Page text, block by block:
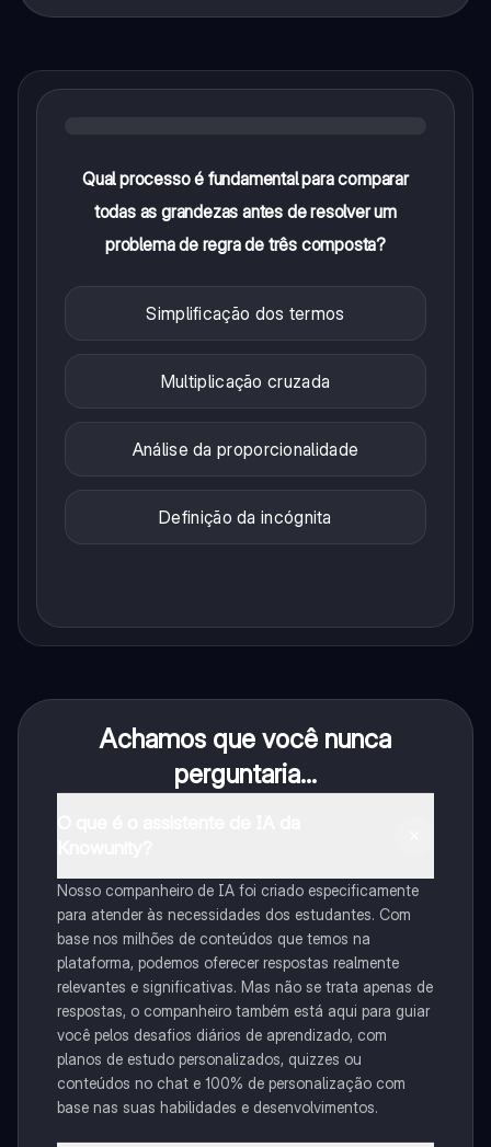
Qual processo é fundamental para comparar
todas as grandezas antes de resolver um
problema de regra de três composta?
Simplificação dos termos
Multiplicação cruzada
Análise da proporcionalidade
Definição da incógnita
Achamos que você nunca
perguntaria...
Nosso companheiro de IA foi criado especificamente
para atender às necessidades dos estudantes. Com
base nos milhões de conteúdos que temos na
plataforma, podemos oferecer respostas realmente
relevantes e significativas. Mas não se trata apenas de
respostas, o companheiro também está aqui para guiar
você pelos desafios diários de aprendizado, com
planos de estudo personalizados, quizzes ou
conteúdos no chat e 100% de personalização com
base nas suas habilidades e desenvolvimentos.